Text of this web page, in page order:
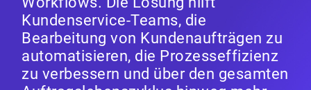
Kundenservice-Teams, die
Bearbeitung von Kundenaufträgen zu
automatisieren, die Prozesseffizienz
zu verbessern und über den gesamten